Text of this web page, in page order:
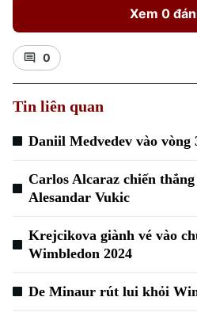
Xem 0
0
Tin liên quan
Daniil Medvedev vào vòng
Carlos Alcaraz chiến
Alesandar Vukic
Krejcikova giành vé vào
Wimbledon 2024
De Minaur rút lui khỏi